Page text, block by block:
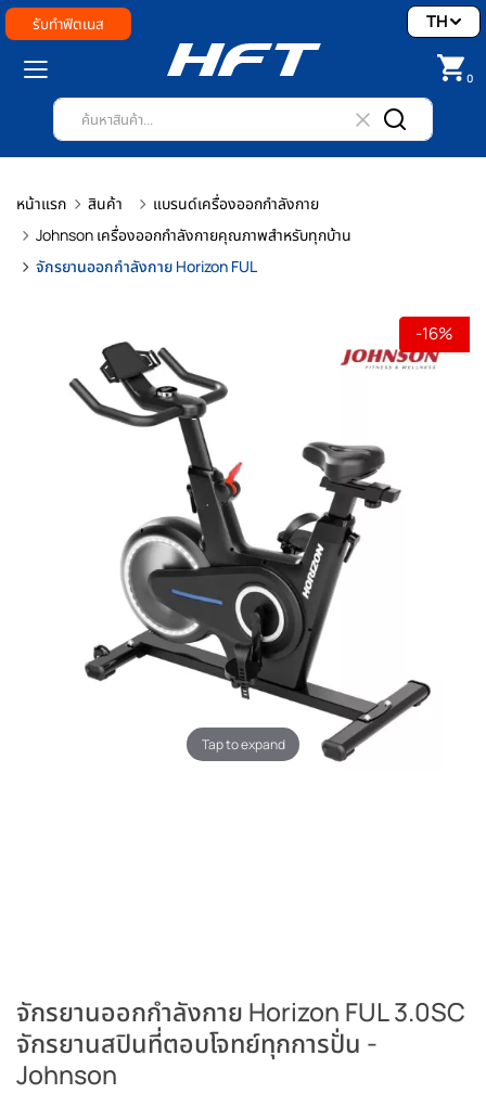
รับทำฟิตเนส
0
TH
หน้าแรก สินค้า
แบรนด์เครื่องออกกำลังกาย
Johnson เครื่องออกกำลังกายคุณภาพสำหรับทุกบ้าน
จักรยานออกกำลังกาย Horizon FUL
Tap to expand
-16%
จักรยานออกกำลังกาย Horizon FUL 3.0SC
จักรยานสปินที่ตอบโจทย์ทุกการปั่น -
Johnson